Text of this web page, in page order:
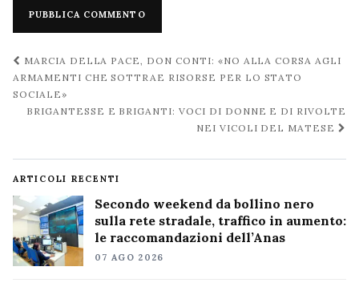
Navigazione
post
MARCIA DELLA PACE, DON CONTI: «NO ALLA CORSA AGLI
ARMAMENTI CHE SOTTRAE RISORSE PER LO STATO
SOCIALE»
BRIGANTESSE E BRIGANTI: VOCI DI DONNE E DI RIVOLTE
NEI VICOLI DEL MATESE
ARTICOLI RECENTI
Secondo weekend da bollino nero
sulla rete stradale, traffico in aumento:
le raccomandazioni dell’Anas
07 AGO 2026